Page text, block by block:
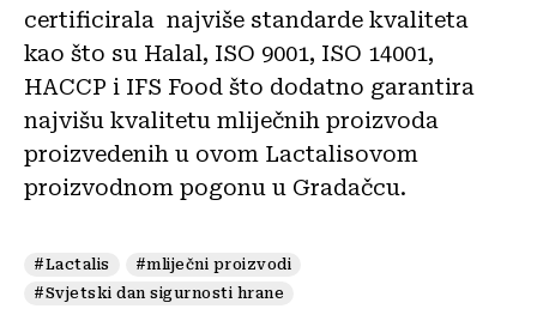
certificirala najviše standarde kvaliteta
kao što su Halal, ISO 9001, ISO 14001,
HACCP i IFS Food što dodatno garantira
najvišu kvalitetu mliječnih proizvoda
proizvedenih u ovom Lactalisovom
proizvodnom pogonu u Gradačcu.
#Lactalis
#mliječni proizvodi
#Svjetski dan sigurnosti hrane